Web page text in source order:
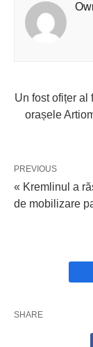
Un fost ofițer al
orașele
PREVIOUS
« Kremlinul a
de mobilizare
SHARE